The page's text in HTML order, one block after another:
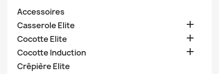
Accessoires
Casserole Elite

Cocotte Elite 
Cocotte Induction 
Crêpière Elite